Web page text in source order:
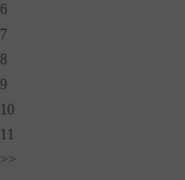
6
7
8
9
10
11
>>